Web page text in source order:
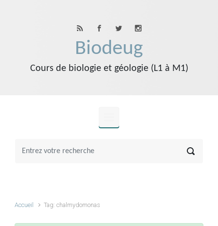
Biodeug
Cours de biologie et géologie (L1 à M1)
Accueil Tag: chalmydomonas